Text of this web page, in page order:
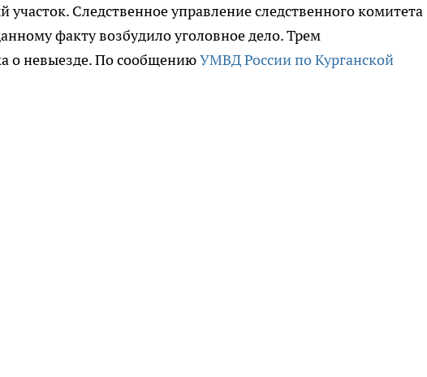
Следственное управление следственного комитета
факту возбудило уголовное дело. Трем
о невыезде. По сообщениюУМВД России по Курганской